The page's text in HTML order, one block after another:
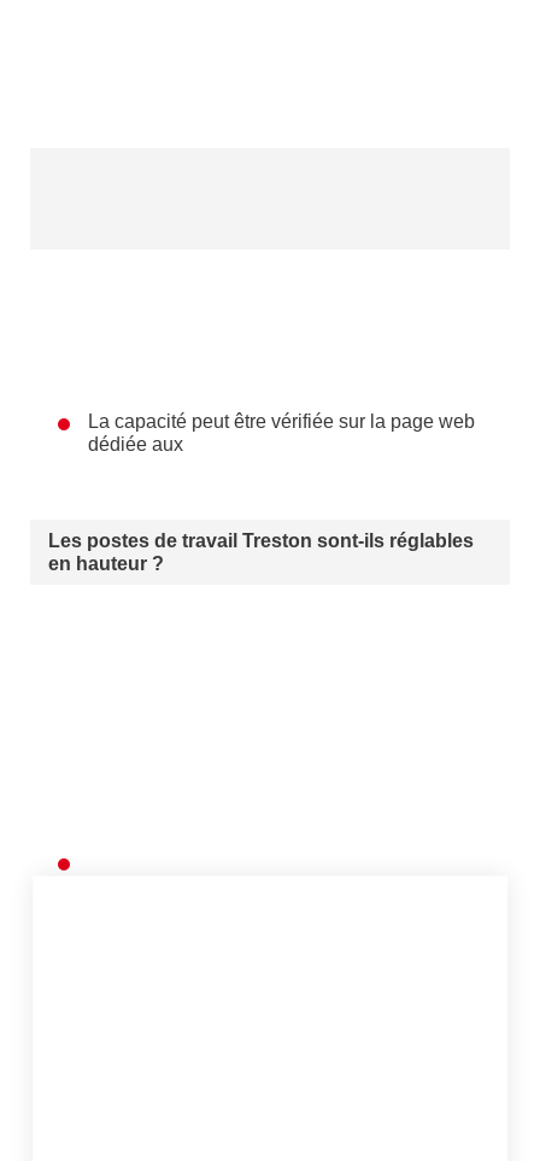
La capacité peut être vérifiée sur la page web
dédiée aux
Les postes de travail Treston sont-ils réglables
en hauteur ?